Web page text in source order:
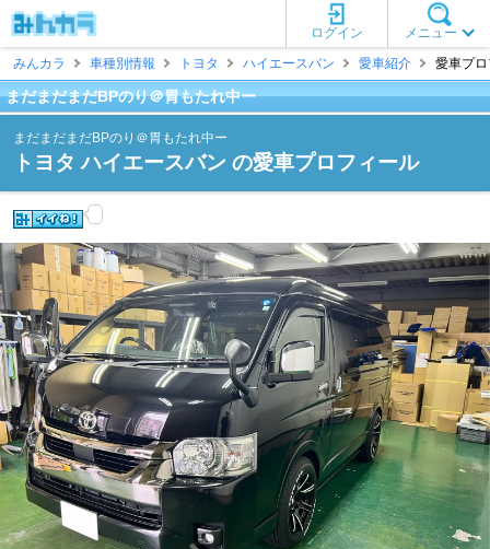
メニュー
ログイン
みんカラ
車種別情報 トヨタ ハイエースバン 愛車紹介 愛車プ
まだまだまだBPのり＠胃もたれ中ー
まだまだまだBPのり＠胃もたれ中ー
トヨタ ハイエースバン の愛車プロフィール